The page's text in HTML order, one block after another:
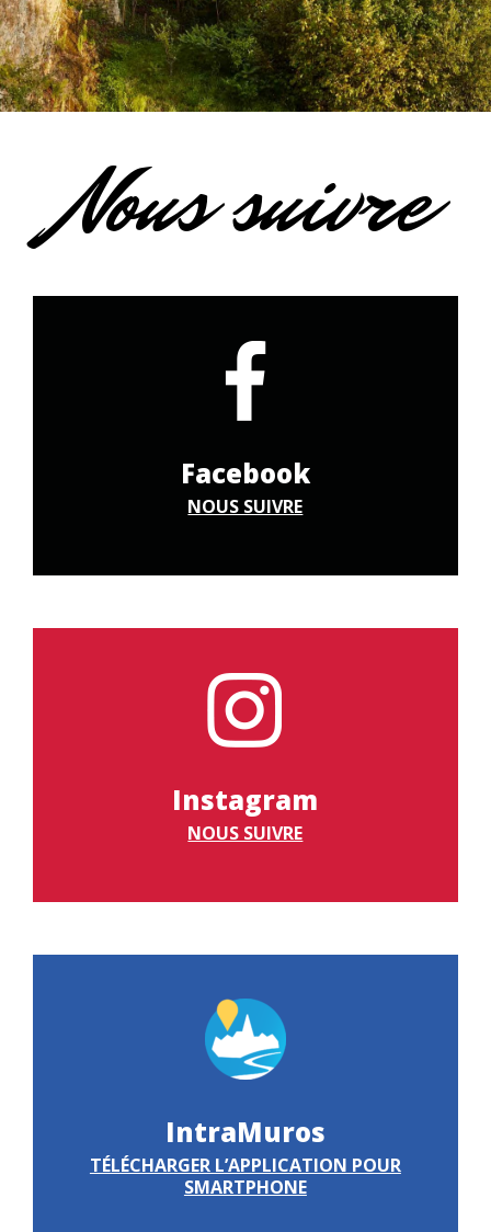
Nous suivre
Facebook
NOUS SUIVRE
Instagram
NOUS SUIVRE
IntraMuros
TÉLÉCHARGER L’APPLICATION POUR
SMARTPHONE